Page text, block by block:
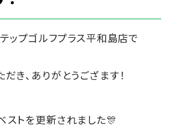
ップゴルフプラス平和島店で
き、ありがとうござます！
ストを更新されました🎊